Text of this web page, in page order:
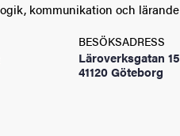
kommunikation och lärande
BESÖKSADRESS
Läroverksgatan 15
41120 Göteborg